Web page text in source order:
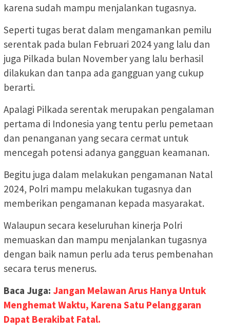
karena sudah mampu menjalankan tugasnya.
Seperti tugas berat dalam mengamankan pemilu
serentak pada bulan Februari 2024 yang lalu dan
juga Pilkada bulan November yang lalu berhasil
dilakukan dan tanpa ada gangguan yang cukup
berarti.
Apalagi Pilkada serentak merupakan pengalaman
pertama di Indonesia yang tentu perlu pemetaan
dan penanganan yang secara cermat untuk
mencegah potensi adanya gangguan keamanan.
Begitu juga dalam melakukan pengamanan Natal
2024, Polri mampu melakukan tugasnya dan
memberikan pengamanan kepada masyarakat.
Walaupun secara keseluruhan kinerja Polri
memuaskan dan mampu menjalankan tugasnya
dengan baik namun perlu ada terus pembenahan
secara terus menerus.
Baca Juga: Jangan Melawan Arus Hanya Untuk
Menghemat Waktu, Karena Satu Pelanggaran
Dapat Berakibat Fatal.